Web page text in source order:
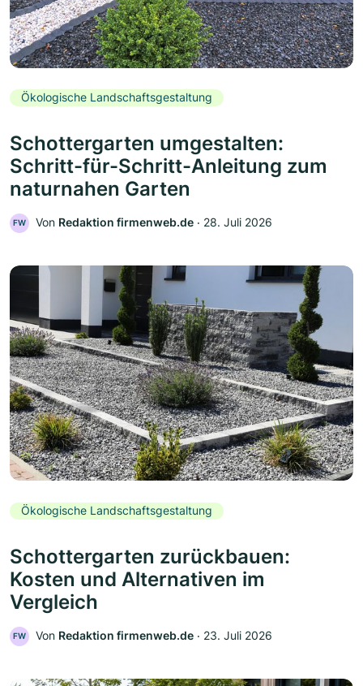
Ökologische Landschaftsgestaltung
Schottergarten umgestalten:
Schritt-für-Schritt-Anleitung zum
naturnahen Garten
FW Von Redaktion firmenweb.de ‧ 28. Juli 2026
Ökologische Landschaftsgestaltung
Schottergarten zurückbauen:
Kosten und Alternativen im
Vergleich
FW Von Redaktion firmenweb.de ‧ 23. Juli 2026